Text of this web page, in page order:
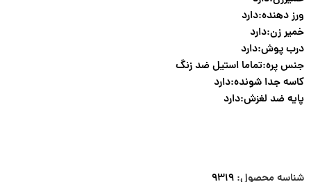
ورز دهنده:دارد
خمیر زن:دارد
درب پوش:دارد
جنس پره:تماما استیل ضد زنگ
کاسه جدا شونده:دارد
پایه ضد لغزش:دارد